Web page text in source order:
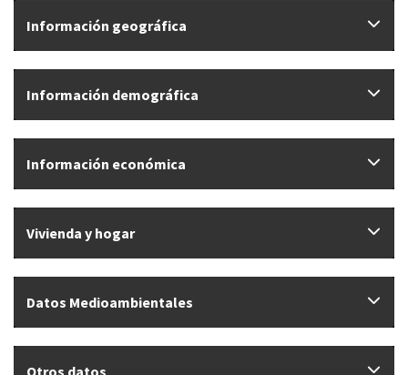
Información geográfica
Información demográfica
Información económica
Vivienda y hogar
Datos Medioambientales
Otros datos